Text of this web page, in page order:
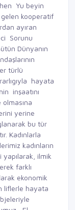
Yu beyin
gelen kooperatif
ayıran
Sorunu
Dünyanın
türlü
hayata
inşaatını
yerine
bu tür
Kadınlarla
kadınların
ilmik
farklı
ekonomik
liflerle hayata